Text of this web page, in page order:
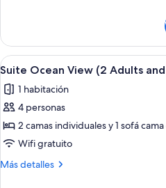
Adults)
Ocean
View
(2
Ver
todas
las
fotos
de
Suite
Ocean
5
Suite Ocean View (2 Adults
1 habitación
4 personas
2 camas individuales y 1 sofá
Wifi gratuito
Más detalles
Más